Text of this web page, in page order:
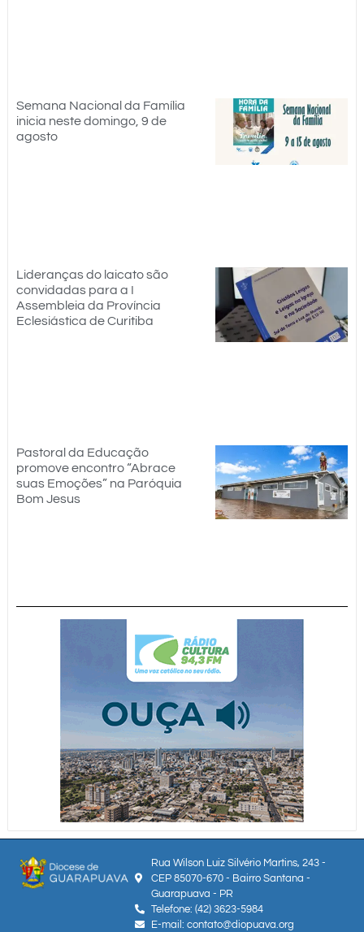
Semana Nacional da Família
inicia neste domingo, 9 de
agosto
Lideranças do laicato são
convidadas para a I
Assembleia da Província
Eclesiástica de Curitiba
Pastoral da Educação
promove encontro “Abrace
suas Emoções” na Paróquia
Bom Jesus
Rua Wilson Luiz Silvério Martins, 243 -
CEP 85070-670 - Bairro Santana -
Guarapuava - PR
Telefone: (42) 3623-5984
E-mail: contato@diopuava.org